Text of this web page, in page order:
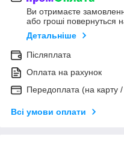
Ви отримаєте
або гроші повернуться
Детальніше
Післяплата
Оплата на рахунок
Передоплата (на карту
Всі умови оплати